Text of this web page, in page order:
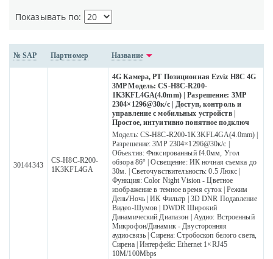
Показывать по:
№ SAP Партномер Название
30144343
CS-H8C-R200-
1K3KFL4GA
4G Камера, PT Позиционная Ezviz H8C 4G
3MP Модель: CS-H8C-R200-
1K3KFL4GA(4.0mm) | Разрешение: 3MP
2304×1296@30к/с | Доступ, контроль и
управление с мобильных устройств |
Простое, интуитивно понятное подключ
Модель: CS-H8C-R200-1K3KFL4GA(4.0mm) |
Разрешение: 3MP 2304×1296@30к/с |
Объектив: Фиксированный f4.0мм, Угол
обзора 86° | Освещение: ИК ночная съемка до
30м. | Светочувствительность: 0.5 Люкс |
Функция: Color Night Vision - Цветное
изображение в темное время суток | Режим
День/Ночь | ИК Фильтр | 3D DNR Подавление
Видео-Шумов | DWDR Широкий
Динамический Диапазон | Аудио: Встроенный
Микрофон/Динамик - Двусторонняя
аудиосвязь | Сирена: Стробоскоп белого света,
Сирена | Интерфейс: Ethernet 1×RJ45
10M/100Mbps